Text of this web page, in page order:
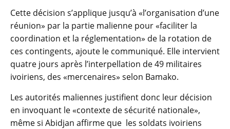
Cette décision s’applique jusqu’à «l’organisation d’une
réunion» par la partie malienne pour «faciliter la
coordination et la réglementation» de la rotation de
ces contingents, ajoute le communiqué. Elle intervient
quatre jours après l’interpellation de 49 militaires
ivoiriens, des «mercenaires» selon Bamako.
Les autorités maliennes justifient donc leur décision
en invoquant le «contexte de sécurité nationale»,
même si Abidjan affirme que les soldats ivoiriens